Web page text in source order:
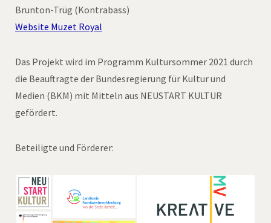
Brunton-Trüg (Kontrabass)
Website Muzet Royal
Das Projekt wird im Programm Kultursommer 2021 durch
die Beauftragte der Bundesregierung für Kultur und
Medien (BKM) mit Mitteln aus NEUSTART KULTUR
gefördert.
Beteiligte und Förderer: